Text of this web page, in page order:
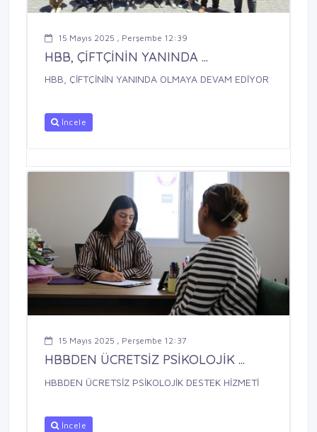
15 Mayıs 2025 , Perşembe 12:39
HBB, ÇİFTÇİNİN YANINDA ...
HBB, ÇİFTÇİNİN YANINDA OLMAYA DEVAM EDİYOR
İncele
15 Mayıs 2025 , Perşembe 12:37
HBBDEN ÜCRETSİZ PSİKOLOJİK ...
HBBDEN ÜCRETSİZ PSİKOLOJİK DESTEK HİZMETİ
İncele